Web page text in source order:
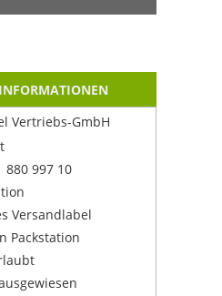
Vertriebs-GmbH
880 997 10
Versandlabel
Packstation